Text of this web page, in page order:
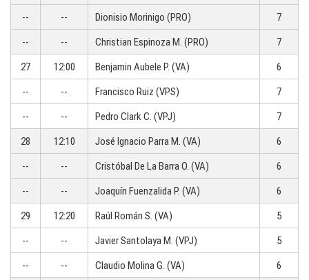
--
-- Dionisio Morinigo (PRO)
7
--
-- Christian Espinoza M. (PRO)
7
27
12:00 Benjamin Aubele P. (VA)
6
--
-- Francisco Ruiz (VPS)
7
--
-- Pedro Clark C. (VPJ)
7
28
12:10 José Ignacio Parra M. (VA)
6
--
-- Cristóbal De La Barra O. (VA)
6
--
-- Joaquín Fuenzalida P. (VA)
6
29
12:20 Raúl Román S. (VA)
5
--
-- Javier Santolaya M. (VPJ)
5
--
-- Claudio Molina G. (VA)
6